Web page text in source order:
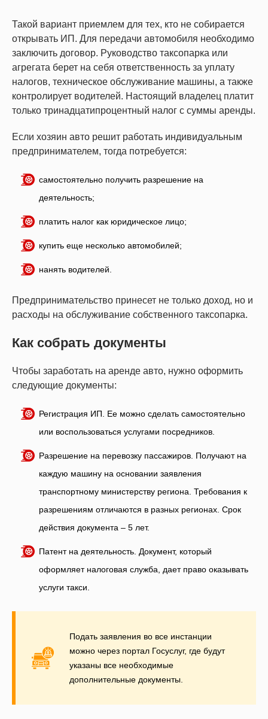
Такой вариант приемлем для тех, кто не собирается
открывать ИП. Для передачи автомобиля необходимо
заключить договор. Руководство таксопарка или
агрегата берет на себя ответственность за уплату
налогов, техническое обслуживание машины, а также
контролирует водителей. Настоящий владелец платит
только тринадцатипроцентный налог с суммы аренды.
Если хозяин авто решит работать индивидуальным
предпринимателем, тогда потребуется:
самостоятельно получить разрешение на
деятельность;
платить налог как юридическое лицо;
купить еще несколько автомобилей;
нанять водителей.
Предпринимательство принесет не только доход, но и
расходы на обслуживание собственного таксопарка.
Как собрать документы
Чтобы заработать на аренде авто, нужно оформить
следующие документы:
Регистрация ИП. Ее можно сделать самостоятельно
или воспользоваться услугами посредников.
Разрешение на перевозку пассажиров. Получают на
каждую машину на основании заявления
транспортному министерству региона. Требования к
разрешениям отличаются в разных регионах. Срок
действия документа – 5 лет.
Патент на деятельность. Документ, который
оформляет налоговая служба, дает право оказывать
услуги такси.
Подать заявления во все инстанции
можно через портал Госуслуг, где будут
указаны все необходимые
дополнительные документы.